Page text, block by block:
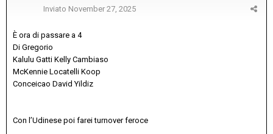
Inviato November 27, 2025
È ora di passare a 4
Di Gregorio
Kalulu Gatti Kelly Cambiaso
McKennie Locatelli Koop
Conceicao David Yildiz
Con l’Udinese poi farei turnover feroce